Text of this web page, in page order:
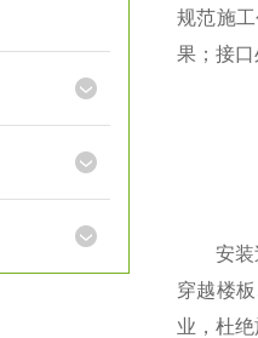
规范施
果；接
安装过
穿越楼
业，杜